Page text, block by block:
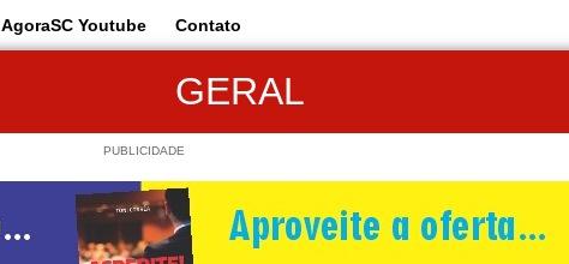
AgoraSC Youtube Contato
GERAL
PUBLICIDADE